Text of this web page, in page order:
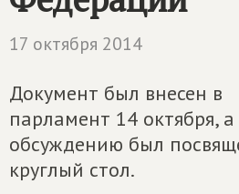
17 октября 2014
Документ был внесен в
парламент 14 октября, а
обсуждению был
круглый стол.